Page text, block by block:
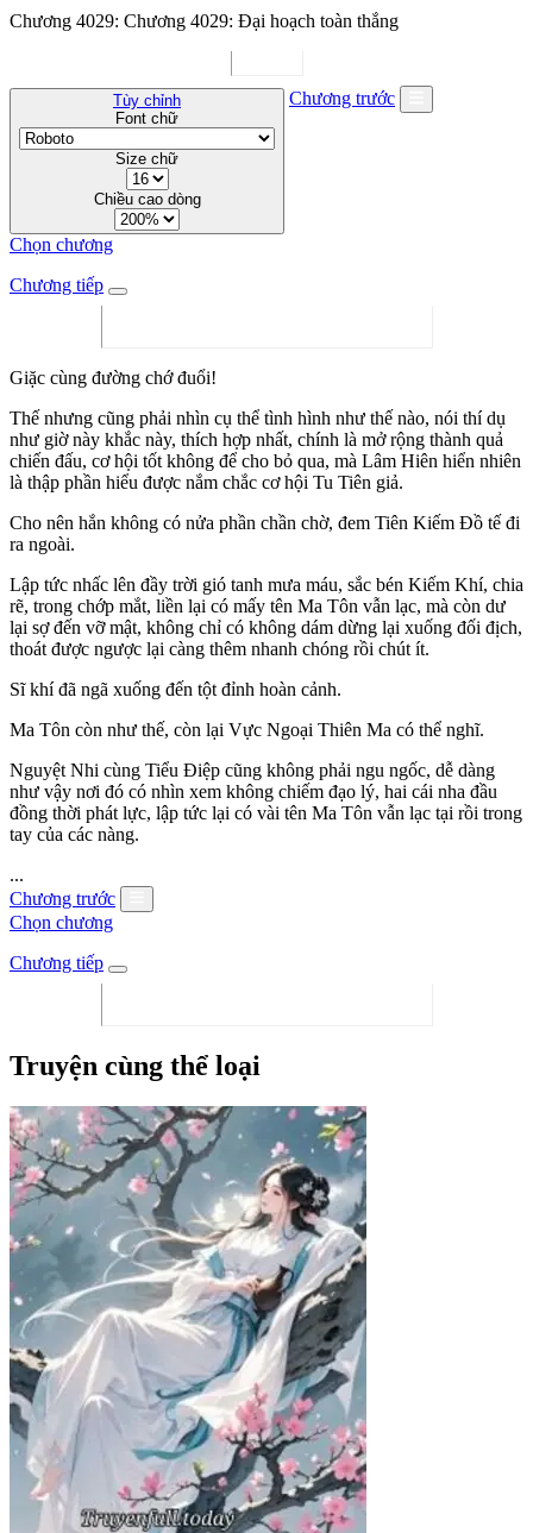
Chương 4029: Chương 4029: Đại hoạch toàn thắng
Tùy chỉnh
Font chữ
Size chữ
Chiều cao dòng
Chương trước
Chọn chương
Chương tiếp
Giặc cùng đường chớ đuổi!
Thế nhưng cũng phải nhìn cụ thể tình hình như thế nào, nói thí dụ
như giờ này khắc này, thích hợp nhất, chính là mở rộng thành quả
chiến đấu, cơ hội tốt không để cho bỏ qua, mà Lâm Hiên hiển nhiên
là thập phần hiểu được nắm chắc cơ hội Tu Tiên giả.
Cho nên hắn không có nửa phần chần chờ, đem Tiên Kiếm Đồ tế đi
ra ngoài.
Lập tức nhấc lên đầy trời gió tanh mưa máu, sắc bén Kiếm Khí, chia
rẽ, trong chớp mắt, liền lại có mấy tên Ma Tôn vẫn lạc, mà còn dư
lại sợ đến vỡ mật, không chỉ có không dám dừng lại xuống đối địch,
thoát được ngược lại càng thêm nhanh chóng rồi chút ít.
Sĩ khí đã ngã xuống đến tột đỉnh hoàn cảnh.
Ma Tôn còn như thế, còn lại Vực Ngoại Thiên Ma có thể nghĩ.
Nguyệt Nhi cùng Tiểu Điệp cũng không phải ngu ngốc, dễ dàng
như vậy nơi đó có nhìn xem không chiếm đạo lý, hai cái nha đầu
đồng thời phát lực, lập tức lại có vài tên Ma Tôn vẫn lạc tại rồi trong
tay của các nàng.
...
Chương trước
Chọn chương
Chương tiếp
Truyện cùng thể loại